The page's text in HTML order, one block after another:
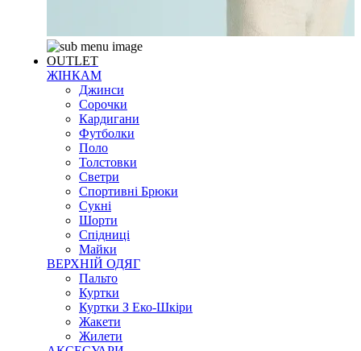
OUTLET
ЖІНКАМ
Джинси
Сорочки
Кардигани
Футболки
Поло
Толстовки
Светри
Спортивні Брюки
Сукні
Шорти
Спідниці
Майки
ВЕРХНІЙ ОДЯГ
Пальто
Куртки
Куртки З Еко-Шкіри
Жакети
Жилети